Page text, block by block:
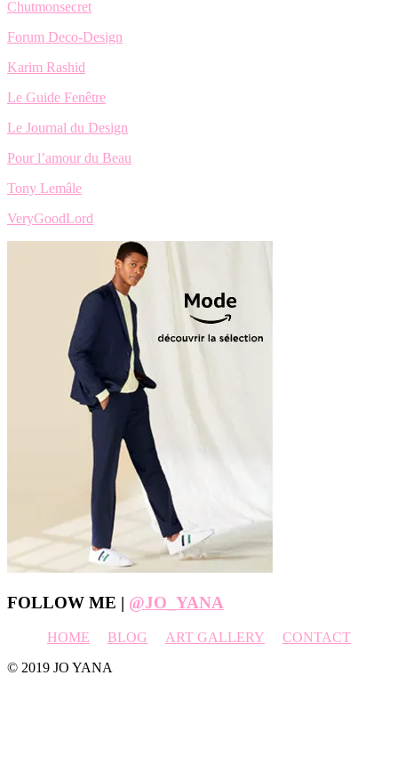
Chutmonsecret
Forum Deco-Design
Karim Rashid
Le Guide Fenêtre
Le Journal du Design
Pour l’amour du Beau
Tony Lemâle
VeryGoodLord
Footer
FOLLOW ME | @JO_YANA
HOME BLOG ART GALLERY
CONTACT
© 2019 JO YANA